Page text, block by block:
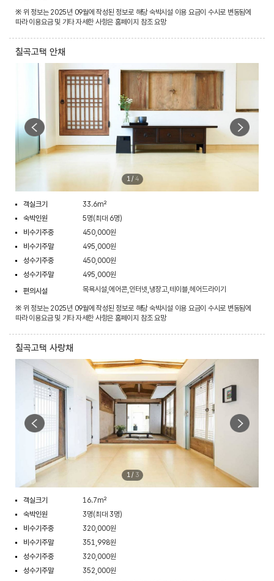
※ 위 정보는 2025년 09월에 작성된 정보로 해당 숙박시설 이용 요금이 수시로 변동됨에
따라 이용요금 및 기타 자세한 사항은 홈페이지 참조 요망
칠곡고택 안채
1/ 4
객실크기
33.6m²
숙박인원
5명(최대 6명)
비수기주중
450,000원
비수기주말
495,000원
성수기주중
450,000원
성수기주말
495,000원
편의시설
목욕시설,에어콘,인터넷,냉장고,테이블,헤어드라이기
※ 위 정보는 2025년 09월에 작성된 정보로 해당 숙박시설 이용 요금이 수시로 변동됨에
따라 이용요금 및 기타 자세한 사항은 홈페이지 참조 요망
칠곡고택 사랑채
1/ 3
객실크기
16.7m²
숙박인원
3명(최대 3명)
비수기주중
320,000원
비수기주말
351,998원
성수기주중
320,000원
성수기주말
352,000원